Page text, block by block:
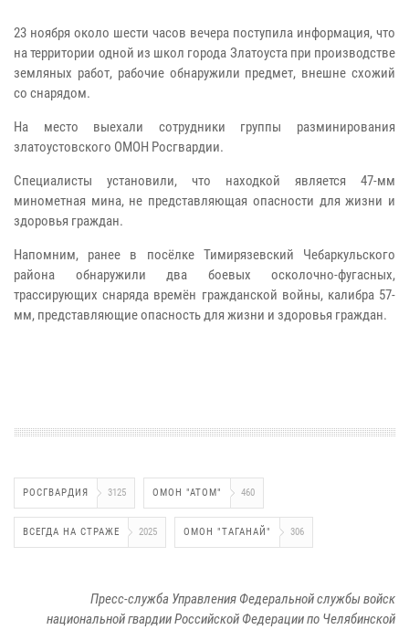
23 ноября около шести часов вечера поступила информация, что
на территории одной из школ города Златоуста при производстве
земляных работ, рабочие обнаружили предмет, внешне схожий
со снарядом.
На место выехали сотрудники группы разминирования
златоустовского ОМОН Росгвардии.
Специалисты установили, что находкой является 47-мм
минометная мина, не представляющая опасности для жизни и
здоровья граждан.
Напомним, ранее в посёлке Тимирязевский Чебаркульского
района обнаружили два боевых осколочно-фугасных,
трассирующих снаряда времён гражданской войны, калибра 57-
мм, представляющие опасность для жизни и здоровья граждан.
РОСГВАРДИЯ 3125 ОМОН "АТОМ" 460
ВСЕГДА НА СТРАЖЕ 2025 ОМОН "ТАГАНАЙ" 306
Пресс-служба Управления Федеральной службы войск
национальной гвардии Российской Федерации по Челябинской